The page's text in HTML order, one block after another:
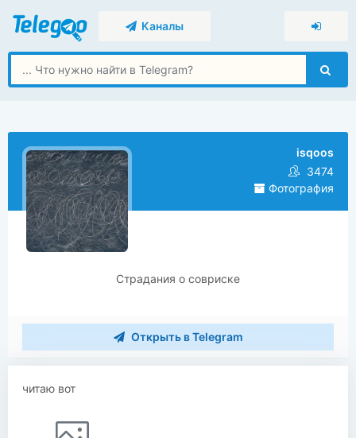
Каналы
isqoos
3474
Фотография
Страдания о совриске
Открыть в Telegram
читаю вот